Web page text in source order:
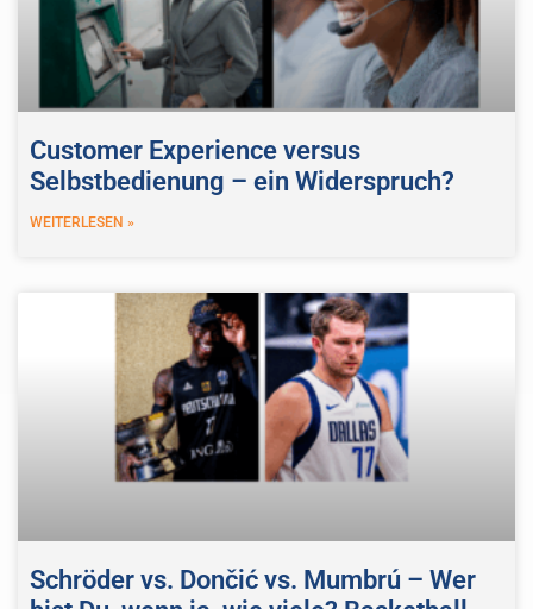
Customer Experience versus
Selbstbedienung – ein Widerspruch?
WEITERLESEN »
Schröder vs. Dončić vs. Mumbrú – Wer